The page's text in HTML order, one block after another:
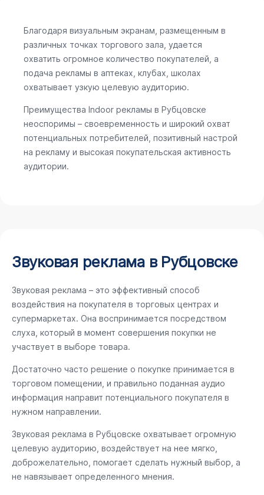
Indoor рекламы.
Благодаря визуальным экранам, размещенным в
различных точках торгового зала, удается
охватить огромное количество покупателей, а
подача рекламы в аптеках, клубах, школах
охватывает узкую целевую аудиторию.
Преимущества Indoor рекламы в Рубцовске
неоспоримы – своевременность и широкий охват
потенциальных потребителей, позитивный настрой
на рекламу и высокая покупательская активность
аудитории.
Звуковая реклама в Рубцовске
Звуковая реклама – это эффективный способ
воздействия на покупателя в торговых центрах и
супермаркетах. Она воспринимается посредством
слуха, который в момент совершения покупки не
участвует в выборе товара.
Достаточно часто решение о покупке принимается в
торговом помещении, и правильно поданная аудио
информация направит потенциального покупателя в
нужном направлении.
Звуковая реклама в Рубцовске охватывает огромную
целевую аудиторию, воздействует на нее мягко,
доброжелательно, помогает сделать нужный выбор, а
не навязывает определенного мнения.